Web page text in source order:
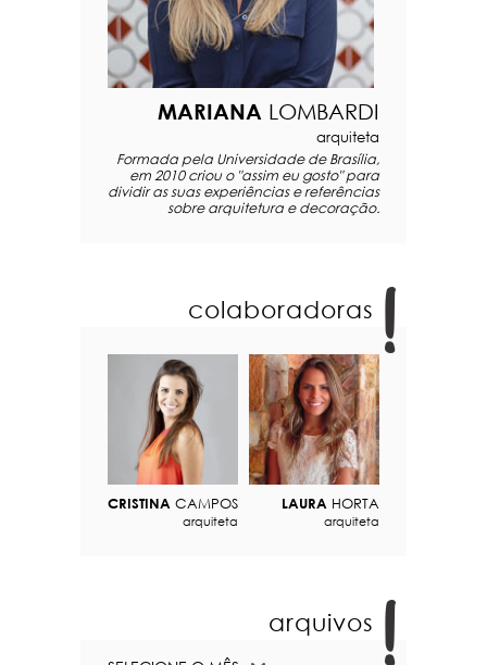
MARIANA LOMBARDI
arquiteta
Formada pela Universidade de Brasília,
em 2010 criou o "assim eu gosto" para
dividir as suas experiências e referências
sobre arquitetura e decoração.
colaboradoras
CRISTINA CAMPOS
arquiteta
LAURA HORTA
arquiteta
arquivos